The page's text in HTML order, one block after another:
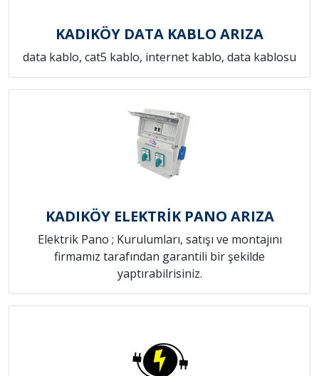
KADIKÖY DATA KABLO ARIZA
data kablo, cat5 kablo, internet kablo, data kablosu
KADIKÖY ELEKTRİK PANO ARIZA
Elektrik Pano ; Kurulumları, satışı ve montajını
firmamız tarafından garantili bir şekilde
yaptırabilrisiniz.